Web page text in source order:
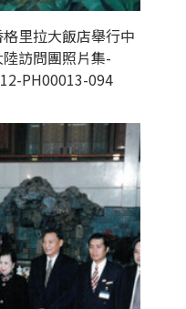
里拉大飯店舉行中
訪問團照片集-
PH00013-094